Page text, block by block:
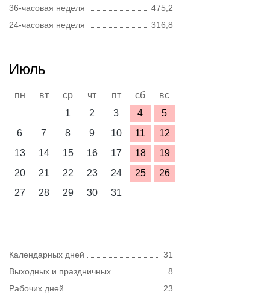
36-часовая неделя
475,2
24-часовая неделя
316,8
Июль
пн вт ср чт пт сб
вс
1
2 3 4
5
6
7 8 9 10 11
12
13
14 15 16 17 18
19
20
21 22 23 24 25
26
27
28 29 30 31
Календарных дней
31
Выходных и праздничных
8
Рабочих дней
23